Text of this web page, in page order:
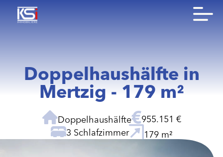
Doppelhaushälfte in
Mertzig - 179 m²
Doppelhaushälfte
955.151 €
3 Schlafzimmer
179 m²